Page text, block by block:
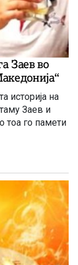
Заев во
историја на
Заев и
тоа го памети